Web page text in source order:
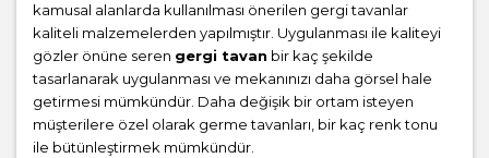
kamusal alanlarda kullanılması önerilen gergi tavanlar
kaliteli malzemelerden yapılmıştır. Uygulanması ile kaliteyi
gözler önüne seren gergi tavan bir kaç şekilde
tasarlanarak uygulanması ve mekanınızı daha görsel hale
getirmesi mümkündür. Daha değişik bir ortam isteyen
müşterilere özel olarak germe tavanları, bir kaç renk tonu
ile bütünleştirmek mümkündür.